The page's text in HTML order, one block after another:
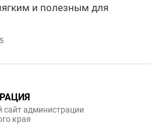
и полезным для
администрации
края